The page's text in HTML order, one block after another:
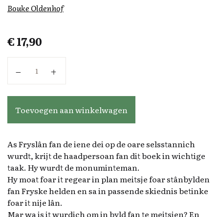
Bouke Oldenhof
€17,90
Toevoegen aan winkelwagen
As Fryslân fan de iene dei op de oare selsstannich
wurdt, krijt de haadpersoan fan dit boek in wichtige
taak. Hy wurdt de monuminteman.
Hy moat foar it regear in plan meitsje foar stânbylden
fan Fryske helden en sa in passende skiednis betinke
foar it nije lân.
Mar wa is it wurdich om in byld fan te meitsjen? En